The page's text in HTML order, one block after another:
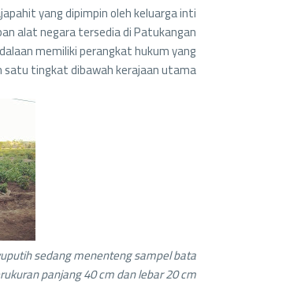
yang dipimpin oleh keluarga inti
alat negara tersedia di Patukangan
memiliki perangkat hukum yang
satu tingkat dibawah kerajaan utama.
sedang menenteng sampel bata
panjang 40 cm dan lebar 20 cm.